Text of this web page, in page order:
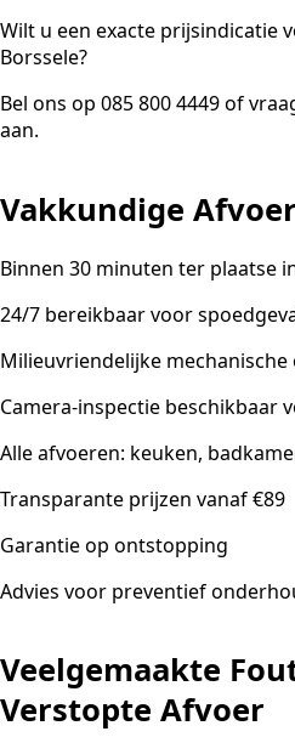
Wilt u een exacte prijsindicatie
Borssele?
Bel ons op 085 800 4449 of
aan.
Vakkundige
Binnen 30 minuten ter plaatse
24/7 bereikbaar voor
Milieuvriendelijke
Camera-inspectie beschikbaar
Alle afvoeren: keuken,
Transparante prijzen vanaf €89
Garantie op ontstopping
Advies voor preventief
Veelgemaakte
Verstopte Afvoer